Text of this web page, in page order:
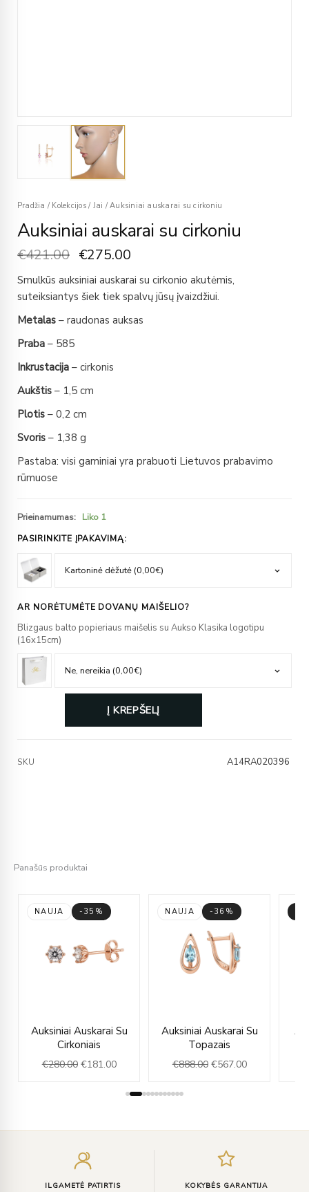
Pradžia / Kolekcijos / Jai /Auksiniai auskarai su cirkoniu
Auksiniai auskarai su cirkoniu
€421.00 €275.00
Smulkūs auksiniai auskarai su cirkonio akutėmis,
suteiksiantys šiek tiek spalvų jūsų įvaizdžiui.
Metalas – raudonas auksas
Praba – 585
Inkrustacija – cirkonis
Aukštis – 1,5 cm
Plotis – 0,2 cm
Svoris – 1,38 g
Pastaba: visi gaminiai yra prabuoti Lietuvos prabavimo
rūmuose
Prieinamumas: Liko 1
PASIRINKITE ĮPAKAVIMĄ:
AR NORĖTUMĖTE DOVANŲ MAIŠELIO?
Blizgaus balto popieriaus maišelis su Aukso Klasika logotipu
(16x15cm)
Į KREPŠELĮ
SKU A14RA020396
Panašūs produktai
NAUJA -35%
Auksiniai Auskarai Su
Cirkoniais
€280.00
price
was:
€280.00.
€181.00
price
€181.00.
NAUJA -36%
Auksiniai Auskarai Su
Topazais
€888.00
price
was:
€888.00.
€567.00
price
€567.00.
ILGAMETĖ PATIRTIS KOKYBĖS GARANTIJA